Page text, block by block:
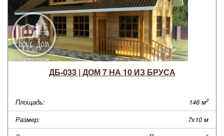
ДБ-033 | ДОМ 7 НА 10 ИЗ БРУСА
Площадь: 146 м2
Размер:
7х10 м